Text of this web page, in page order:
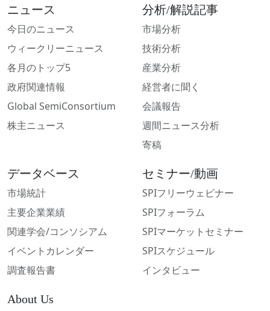
ニュース
今日のニュース
ウィークリーニュース
各月のトップ5
政府関連情報
Global SemiConsortium
株主ニュース
分析/解説記事
市場分析
技術分析
産業分析
経営者に聞く
会議報告
週間ニュース分析
寄稿
データベース
市場統計
主要企業業績
関連学会/コンソシアム
イベントカレンダー
調査報告書
セミナー/動画
SPIフリーウェビナー
SPIフォーラム
SPIマーケットセミナー
SPIスケジュール
インタビュー
About Us